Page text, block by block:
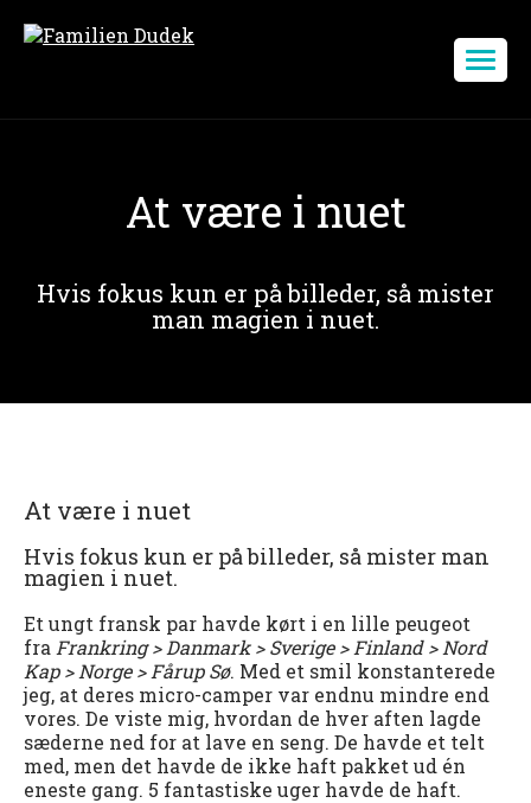
At være i nuet
Hvis fokus kun er på billeder, så mister
man magien i nuet.
At være i nuet
Hvis fokus kun er på billeder, så mister man
magien i nuet.
Et ungt fransk par havde kørt i en lille peugeot
fra Frankring > Danmark > Sverige > Finland > Nord
Kap > Norge > Fårup Sø. Med et smil konstanterede
jeg, at deres micro-camper var endnu mindre end
vores. De viste mig, hvordan de hver aften lagde
sæderne ned for at lave en seng. De havde et telt
med, men det havde de ikke haft pakket ud én
eneste gang. 5 fantastiske uger havde de haft.